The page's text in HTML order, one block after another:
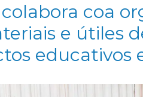
coa
e útiles
educativos